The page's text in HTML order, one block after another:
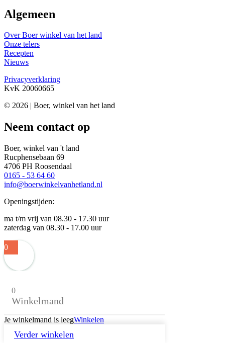
Algemeen
Over Boer winkel van het land
Onze telers
Recepten
Nieuws
Privacyverklaring
KvK 20060665
© 2026 | Boer, winkel van het land
Neem contact op
Boer, winkel van 't land
Rucphensebaan 69
4706 PH Roosendaal
0165 - 53 64 60
info@boerwinkelvanhetland.nl
Openingstijden:
ma t/m vrij van 08.30 - 17.30 uur
zaterdag van 08.30 - 17.00 uur
0
0
Winkelmand
Je winkelmand is leegWinkelen
Verder winkelen